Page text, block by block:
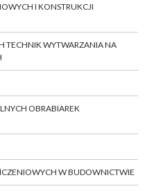
I KONSTRUKCJI
TECHNIK WYTWARZANIA NA
OBRABIAREK
W BUDOWNICTWIE